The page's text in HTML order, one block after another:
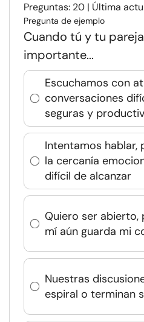
Preguntas: 20 | Última
Pregunta de ejemplo
Cuando tú y tu
importante...
Escuchamos con
conversaciones
seguras y
Intentamos hablar,
la cercanía
difícil de alcanzar
Quiero ser abierto,
mí aún guarda mi
Nuestras
espiral o terminan